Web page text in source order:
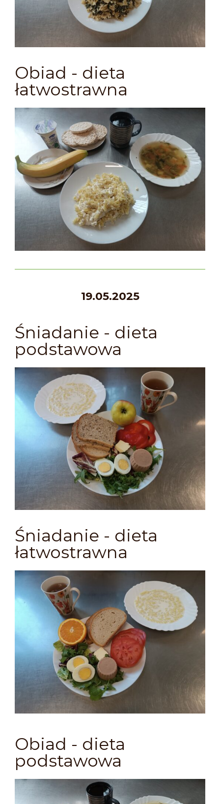
Obiad - dieta
łatwostrawna
19.05.2025
Śniadanie - dieta
podstawowa
Śniadanie - dieta
łatwostrawna
Obiad - dieta
podstawowa